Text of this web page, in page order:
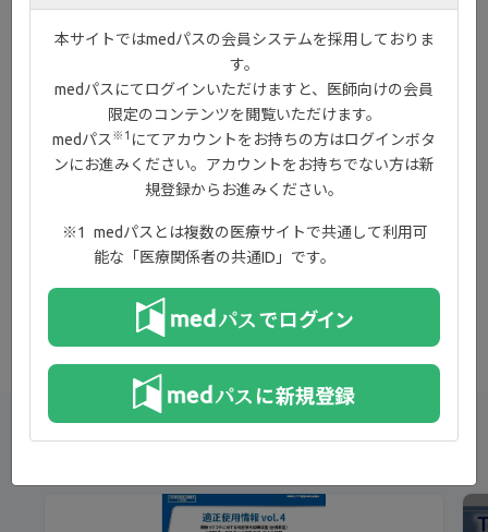
ている可能性が示唆されました。関節リウマチの関節破壊におい
ては、IFN-γの果たす役割が大きいことが推測され、実臨床でも
INF-γのコントロールが重要になると考えられます。
新着コンテンツ
本サイトではmedパスの会員システムを採用しておりま
す。
medパスにてログインいただけますと、医師向けの会員
限定のコンテンツを閲覧いただけます。
medパス※1 にてアカウントをお持ちの方はログインボタ
ンにお進みください。アカウントをお持ちでない方は新
規登録からお進みください。
medパスとは複数の医療サイトで共通して利用可
能な「医療関係者の共通ID」です。